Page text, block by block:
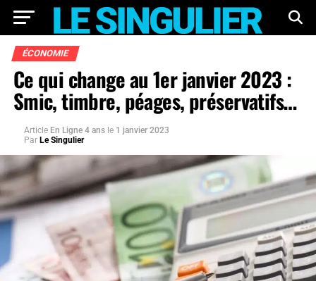
ÉCONOMIE
Ce qui change au 1er janvier 2023 :
Smic, timbre, péages, préservatifs…
Article En Ligne 4 ans le 1 janvier 2023
Par Le Singulier